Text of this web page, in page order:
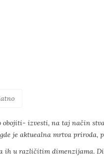
obojiti- izvesti, na taj način
je aktuealna mrtva priroda,
u različitim dimenzijama.